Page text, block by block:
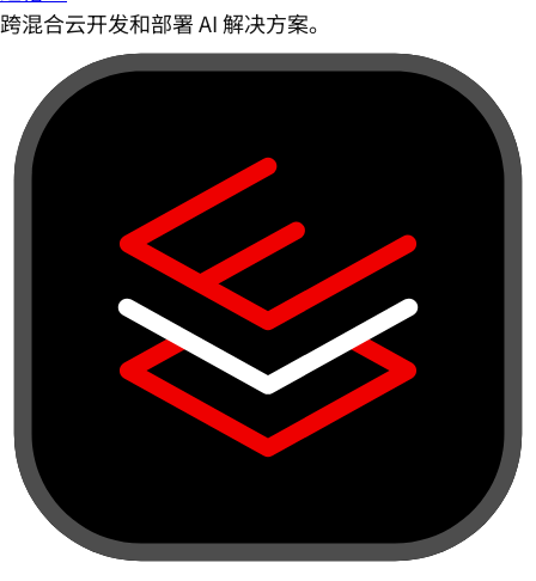
跨混合云开发和部署 AI 解决方案。